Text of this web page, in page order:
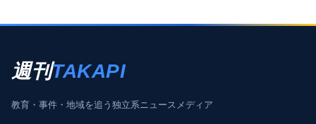
週刊TAKAPI
教育・事件・地域を追う独立系ニュースメディア